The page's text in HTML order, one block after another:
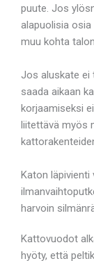
puute. Jos
alapuolisia
muu kohta
Jos aluskate ei
saada aikaan
korjaamiseksi
liitettävä myös
Katon
harvoin
Kattovuodot
hyöty, että